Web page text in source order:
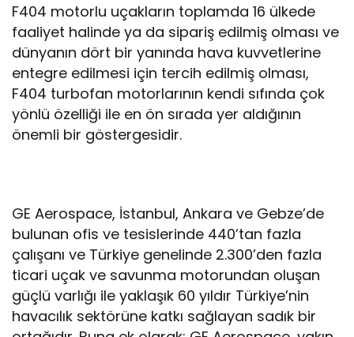
F404 motorlu uçakların toplamda 16 ülkede
faaliyet halinde ya da sipariş edilmiş olması ve
dünyanın dört bir yanında hava kuvvetlerine
entegre edilmesi için tercih edilmiş olması,
F404 turbofan motorlarının kendi sıfında çok
yönlü özelliği ile en ön sırada yer aldığının
önemli bir göstergesidir.
GE Aerospace, İstanbul, Ankara ve Gebze’de
bulunan ofis ve tesislerinde 440’tan fazla
çalışanı ve Türkiye genelinde 2.300’den fazla
ticari uçak ve savunma motorundan oluşan
güçlü varlığı ile yaklaşık 60 yıldır Türkiye’nin
havacılık sektörüne katkı sağlayan sadık bir